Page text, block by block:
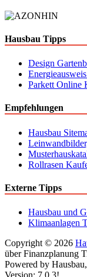
Hausbau Tipps
Design
Parkett Online
Empfehlungen
Hausbau
Rollrasen
Externe Tipps
Hausbau und
Klimaanlagen
Copyright © 2026
über Finanzplanung
Powered by